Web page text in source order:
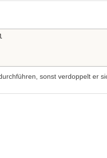
sonst verdoppelt er